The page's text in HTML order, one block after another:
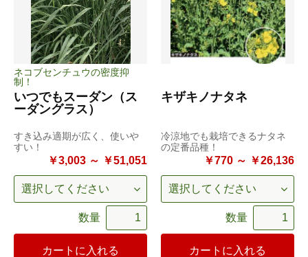
ネコブセンチュウの密度抑
制！
いつでもスーダン（ス
ーダングラス）
すき込み適期が広く、使いや
すい！
￥3,003 ～ ￥51,051
数量
カートに入れる
キザキノナタネ
冷涼地でも栽培できるナタネ
の定番品種！
￥770 ～ ￥26,136
数量
カートに入れる